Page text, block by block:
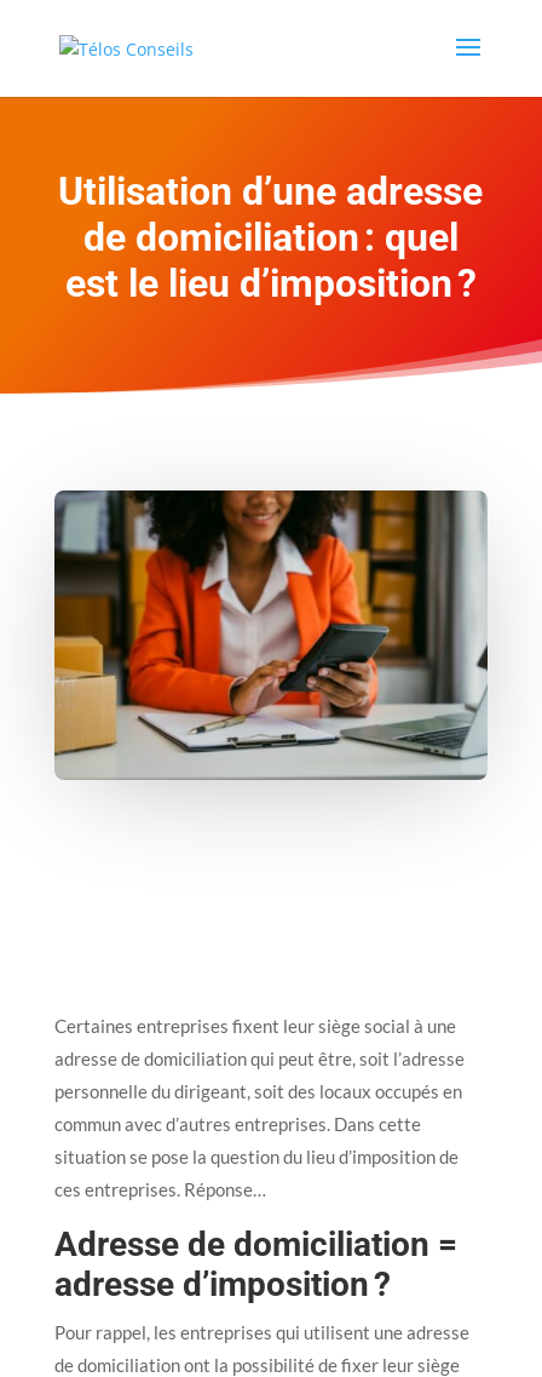
Utilisation d’une adresse
de domiciliation : quel
est le lieu d’imposition ?
Certaines entreprises fixent leur siège social à une
adresse de domiciliation qui peut être, soit l’adresse
personnelle du dirigeant, soit des locaux occupés en
commun avec d’autres entreprises. Dans cette
situation se pose la question du lieu d’imposition de
ces entreprises. Réponse…
Adresse de domiciliation =
adresse d’imposition ?
Pour rappel, les entreprises qui utilisent une adresse
de domiciliation ont la possibilité de fixer leur siège